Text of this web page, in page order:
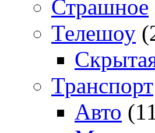
Страшное
Телешоу
Транспорт
Авто